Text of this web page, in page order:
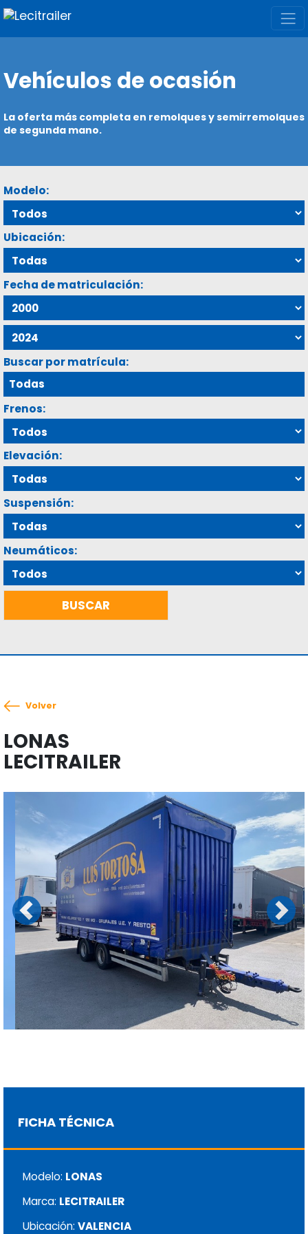
Vehículos de ocasión
La oferta más completa en remolques y semirremolques
de segunda mano.
Modelo:
Ubicación:
Fecha de matriculación:
Buscar por matrícula:
Frenos:
Elevación:
Suspensión:
Neumáticos:
Volver
LONAS
LECITRAILER
Previous Next
FICHA TÉCNICA
Modelo: LONAS
Marca: LECITRAILER
Ubicación: VALENCIA